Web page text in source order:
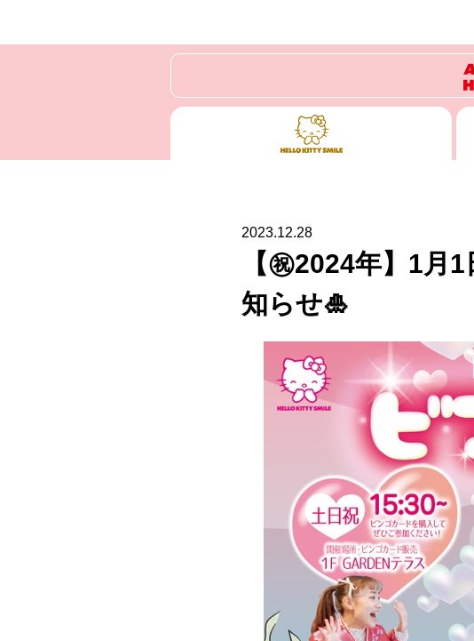
2023.12.28
【㊗️2024年】1月
知らせ🎍